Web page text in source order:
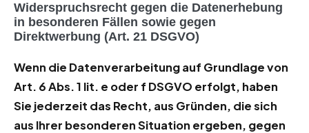
Widerspruchsrecht gegen die Datenerhebung
in besonderen Fällen sowie gegen
Direktwerbung (Art. 21 DSGVO)
Wenn die Datenverarbeitung auf Grundlage von
Art. 6 Abs. 1 lit. e oder f DSGVO erfolgt, haben
Sie jederzeit das Recht, aus Gründen, die sich
aus Ihrer besonderen Situation ergeben, gegen